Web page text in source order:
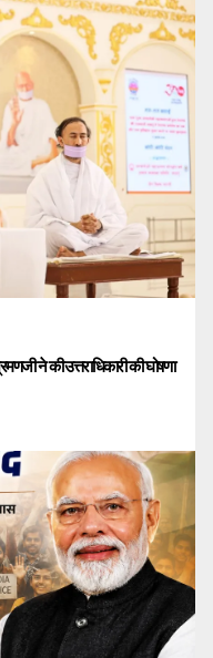
ने की उत्तराधिकारी की घोषणा